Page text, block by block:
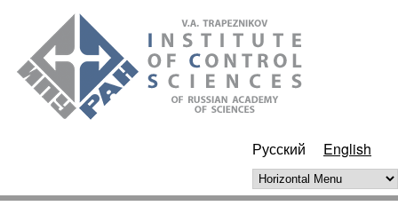
ИПУ
РАН
Русский English
Horizontal Menu